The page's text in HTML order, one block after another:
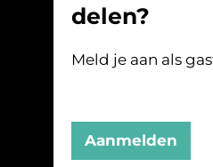
delen?
Meld je aan als
Aanmelden